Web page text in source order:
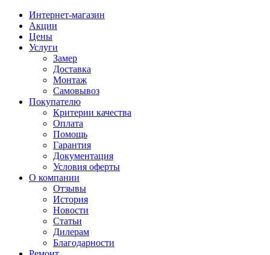
Интернет-магазин
Акции
Цены
Услуги
Замер
Доставка
Монтаж
Самовывоз
Покупателю
Критерии качества
Оплата
Помощь
Гарантия
Документация
Условия оферты
О компании
Отзывы
История
Новости
Статьи
Дилерам
Благодарности